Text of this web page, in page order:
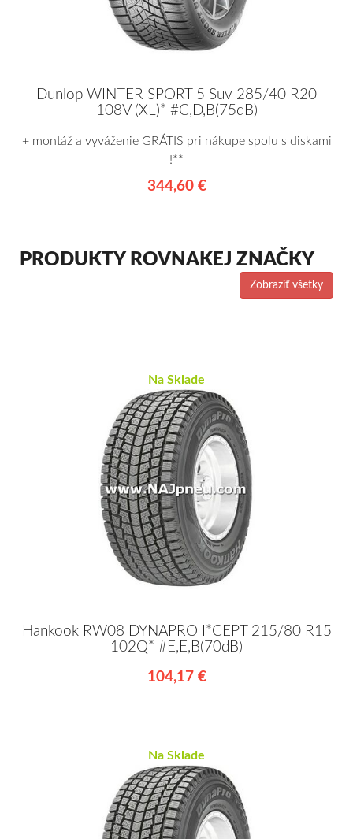
Dunlop WINTER SPORT 5 Suv 285/40 R20
108V (XL)* #C,D,B(75dB)
+ montáž a vyváženie GRÁTIS pri nákupe spolu s diskami
!**
344,60 €
PRODUKTY ROVNAKEJ ZNAČKY
Zobraziť všetky
Na Sklade
Hankook RW08 DYNAPRO I*CEPT 215/80 R15
102Q* #E,E,B(70dB)
104,17 €
Na Sklade